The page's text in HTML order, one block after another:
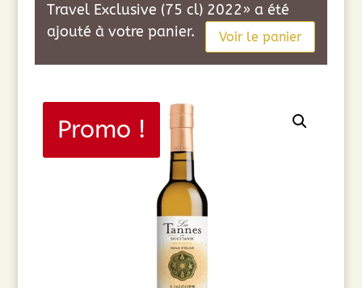
Travel Exclusive (75 cl) 2022» a été
ajouté à votre panier.
Voir le panier
Promo !